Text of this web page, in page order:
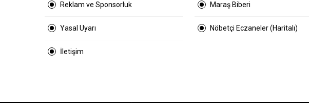
Reklam ve Sponsorluk
Yasal Uyarı
İletişim
Maraş Biberi
Nöbetçi Eczaneler (Haritalı)